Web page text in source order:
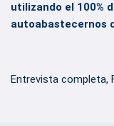
utilizando el 100%
autoabastecernos
Entrevista completa,